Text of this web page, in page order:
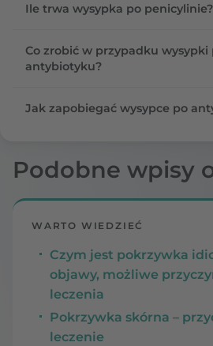
Ile trwa wysypka po penicylinie?
Co zrobić w przypadku wysypki
antybiotyku?
Jak zapobiegać wysypce po
Podobne wpisy
WARTO WIEDZIEĆ
Czym jest pokrzywka
objawy, możliwe
leczenia
Pokrzywka skórna –
leczenie